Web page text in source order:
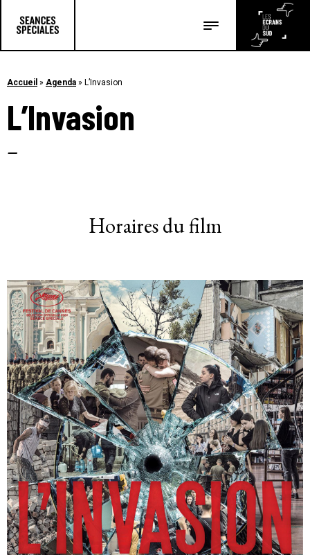
Les articles
Accueil » Agenda » L’Invasion
L’Invasion
–
Horaires du film